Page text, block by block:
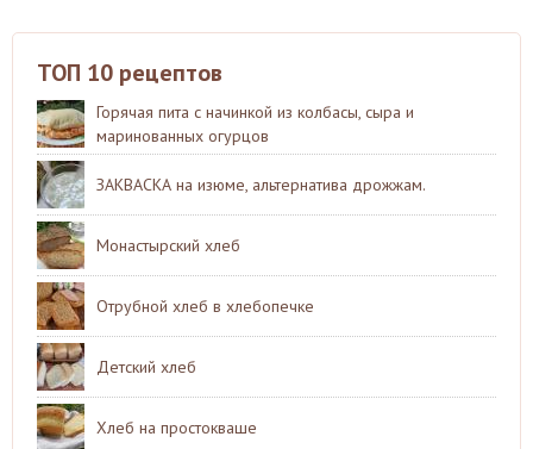
ТОП 10 рецептов
Горячая пита с начинкой из колбасы, сыра и
маринованных огурцов
ЗАКВАСКА на изюме, альтернатива дрожжам.
Монастырский хлеб
Отрубной хлеб в хлебопечке
Детский хлеб
Хлеб на простокваше